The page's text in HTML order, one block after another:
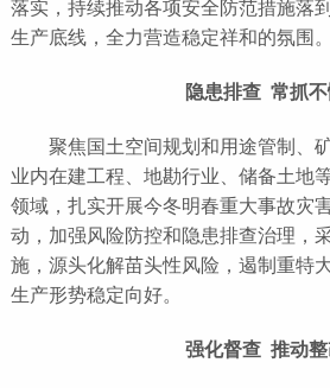
落实，持续推动各项安全防范措施落
生产底线，全力营造稳定祥和的氛围。
隐患排查 常抓
聚焦国土空间规划和用途管制、
业内在建工程、地勘行业、储备土地
领域，扎实开展今冬明春重大事故灾
动，加强风险防控和隐患排查治理，
施，源头化解苗头性风险，遏制重特
生产形势稳定向好。
强化督查 推动